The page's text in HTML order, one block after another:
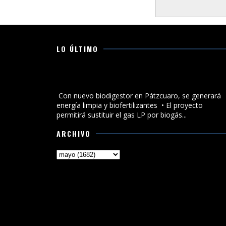
LO ÚLTIMO
Con nuevo biodigestor en Pátzcuaro, se generará
energía limpia y biofertilizantes • El proyecto
permitirá sustituir el gas LP por biogás...
ARCHIVO